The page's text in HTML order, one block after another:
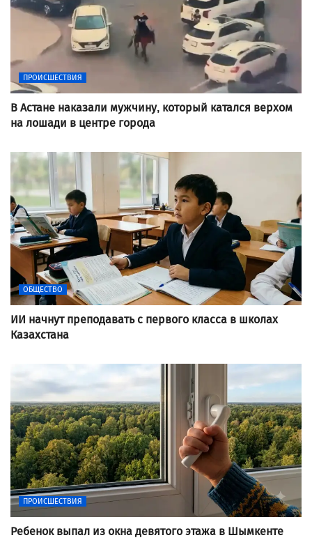
ПРОИСШЕСТВИЯ
В Астане наказали мужчину, который катался верхом
на лошади в центре города
ОБЩЕСТВО
ИИ начнут преподавать с первого класса в школах
Казахстана
ПРОИСШЕСТВИЯ
Ребенок выпал из окна девятого этажа в Шымкенте